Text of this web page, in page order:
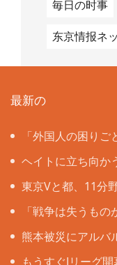
毎日の时事
东京情报ネ
最新の
「外国人の困り
名門大教授も注目す
ヘイトに立ち向
誕生で変化「うそを
れ
東京Vと都、11分
康増進などで
「戦争は失うも
トンネル」列車銃撃
熊本被災にアル
ンスキー「無関心で
もうすぐJリーグ